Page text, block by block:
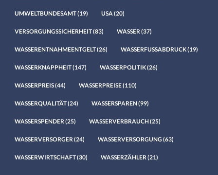
UMWELTBUNDESAMT(19) USA(20)
VERSORGUNGSSICHERHEIT(83) WASSER(37)
WASSERENTNAHMEENTGELT(26) WASSERFUSSABDRUCK(19)
WASSERKNAPPHEIT(147) WASSERPOLITIK(26)
WASSERPREIS(44) WASSERPREISE(110)
WASSERQUALITÄT(24) WASSERSPAREN(99)
WASSERSPENDER(25) WASSERVERBRAUCH(25)
WASSERVERSORGER(24) WASSERVERSORGUNG (63)
WASSERWIRTSCHAFT(30) WASSERZÄHLER(21)